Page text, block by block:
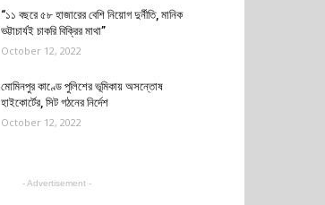
“১১ বছরে ৫৮ হাজারের বেশি নিয়োগ দুর্নীতি, মানিক
ভট্টাচার্যই চাকরি বিক্রির মাথা”
October 12, 2022
মোমিনপুর কাণ্ডে পুলিশের ভূমিকায় অসন্তোষ
হাইকোর্টের, সিট গঠনের নির্দেশ
October 12, 2022
- Advertisement -